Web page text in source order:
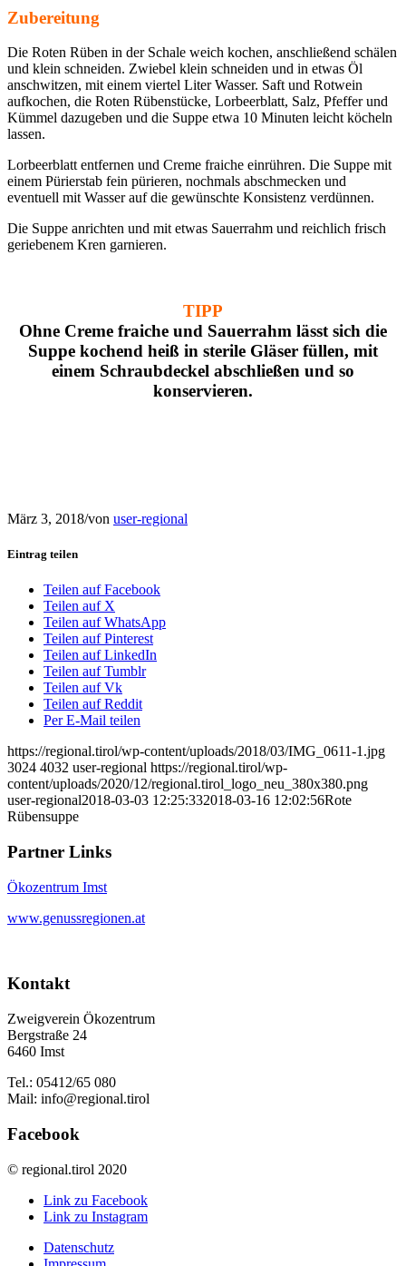
Zubereitung
Die Roten Rüben in der Schale weich kochen, anschließend schälen
und klein schneiden. Zwiebel klein schneiden und in etwas Öl
anschwitzen, mit einem viertel Liter Wasser. Saft und Rotwein
aufkochen, die Roten Rübenstücke, Lorbeerblatt, Salz, Pfeffer und
Kümmel dazugeben und die Suppe etwa 10 Minuten leicht köcheln
lassen.
Lorbeerblatt entfernen und Creme fraiche einrühren. Die Suppe mit
einem Pürierstab fein pürieren, nochmals abschmecken und
eventuell mit Wasser auf die gewünschte Konsistenz verdünnen.
Die Suppe anrichten und mit etwas Sauerrahm und reichlich frisch
geriebenem Kren garnieren.
TIPP
Ohne Creme fraiche und Sauerrahm lässt sich die
Suppe kochend heiß in sterile Gläser füllen, mit
einem Schraubdeckel abschließen und so
konservieren.
März 3, 2018/von user-regional
Eintrag teilen
Teilen auf Facebook
Teilen auf X
Teilen auf WhatsApp
Teilen auf Pinterest
Teilen auf LinkedIn
Teilen auf Tumblr
Teilen auf Vk
Teilen auf Reddit
Per E-Mail teilen
https://regional.tirol/wp-content/uploads/2018/03/IMG_0611-1.jpg
3024 4032 user-regional https://regional.tirol/wp-
content/uploads/2020/12/regional.tirol_logo_neu_380x380.png
user-regional2018-03-03 12:25:332018-03-16 12:02:56Rote
Rübensuppe
Partner Links
Ökozentrum Imst
www.genussregionen.at
Kontakt
Zweigverein Ökozentrum
Bergstraße 24
6460 Imst
Tel.: 05412/65 080
Mail: info@regional.tirol
Facebook
© regional.tirol 2020
Link zu Facebook
Link zu Instagram
Datenschutz